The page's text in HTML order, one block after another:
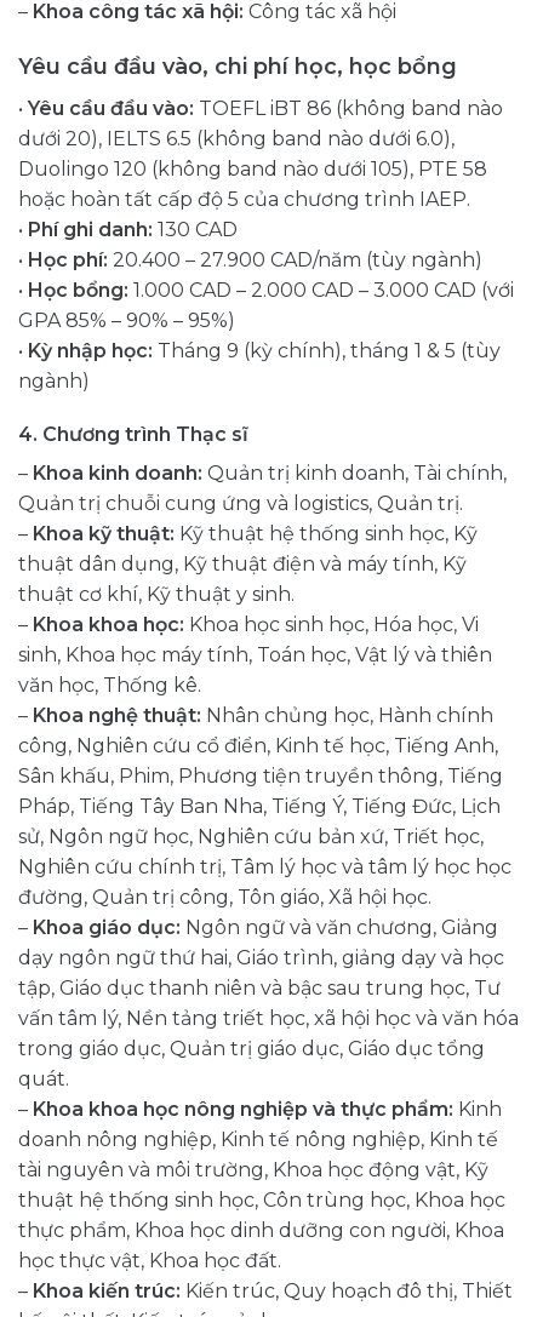
– Khoa công tác xã hội: Công tác xã hội
Yêu cầu đầu vào, chi phí học, học bổng
•Yêu cầu đầu vào: TOEFL iBT 86 (không band nào
dưới 20), IELTS 6.5 (không band nào dưới 6.0),
Duolingo 120 (không band nào dưới 105), PTE 58
hoặc hoàn tất cấp độ 5 của chương trình IAEP.
• Phí ghi danh: 130 CAD
• Học phí: 20.400 – 27.900 CAD/năm (tùy ngành)
• Học bổng: 1.000 CAD – 2.000 CAD – 3.000 CAD (với
GPA 85% – 90% – 95%)
• Kỳ nhập học: Tháng 9 (kỳ chính), tháng 1 & 5 (tùy
ngành)
4. Chương trình Thạc sĩ
– Khoa kinh doanh: Quản trị kinh doanh, Tài chính,
Quản trị chuỗi cung ứng và logistics, Quản trị.
– Khoa kỹ thuật: Kỹ thuật hệ thống sinh học, Kỹ
thuật dân dụng, Kỹ thuật điện và máy tính, Kỹ
thuật cơ khí, Kỹ thuật y sinh.
– Khoa khoa học: Khoa học sinh học, Hóa học, Vi
sinh, Khoa học máy tính, Toán học, Vật lý và thiên
văn học, Thống kê.
– Khoa nghệ thuật: Nhân chủng học, Hành chính
công, Nghiên cứu cổ điển, Kinh tế học, Tiếng Anh,
Sân khấu, Phim, Phương tiện truyền thông, Tiếng
Pháp, Tiếng Tây Ban Nha, Tiếng Ý, Tiếng Đức, Lịch
sử, Ngôn ngữ học, Nghiên cứu bản xứ, Triết học,
Nghiên cứu chính trị, Tâm lý học và tâm lý học học
đường, Quản trị công, Tôn giáo, Xã hội học.
– Khoa giáo dục: Ngôn ngữ và văn chương, Giảng
dạy ngôn ngữ thứ hai, Giáo trình, giảng dạy và học
tập, Giáo dục thanh niên và bậc sau trung học, Tư
vấn tâm lý, Nền tảng triết học, xã hội học và văn hóa
trong giáo dục, Quản trị giáo dục, Giáo dục tổng
quát.
– Khoa khoa học nông nghiệp và thực phẩm: Kinh
doanh nông nghiệp, Kinh tế nông nghiệp, Kinh tế
tài nguyên và môi trường, Khoa học động vật, Kỹ
thuật hệ thống sinh học, Côn trùng học, Khoa học
thực phẩm, Khoa học dinh dưỡng con người, Khoa
học thực vật, Khoa học đất.
– Khoa kiến trúc: Kiến trúc, Quy hoạch đô thị, Thiết